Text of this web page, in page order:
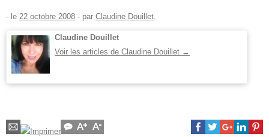
- le 22 octobre 2008 - par Claudine Douillet
Claudine Douillet
Voir les articles de Claudine Douillet →